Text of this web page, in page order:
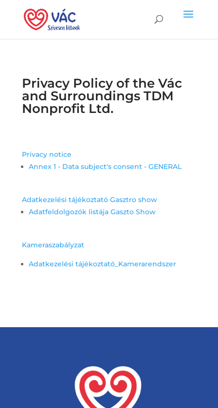
Privacy Policy of the Vác
and Surroundings TDM
Nonprofit Ltd.
Privacy notice
Annex 1 - Data subject's consent - GENERAL
Adatkezelési tájékoztató Gasztro show
Adatfeldolgozók listája Gaszto Show
Kameraszabályzat
Adatkezelési tájékoztató_Kamerarendszer